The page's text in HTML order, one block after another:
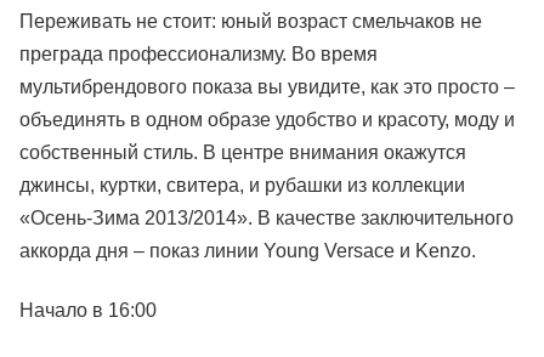
Переживать не стоит: юный возраст смельчаков не
преграда профессионализму. Во время
мультибрендового показа вы увидите, как это просто –
объединять в одном образе удобство и красоту, моду и
собственный стиль. В центре внимания окажутся
джинсы, куртки, свитера, и рубашки из коллекции
«Осень-Зима 2013/2014». В качестве заключительного
аккорда дня – показ линии Young Versace и Kenzo.
Начало в 16:00